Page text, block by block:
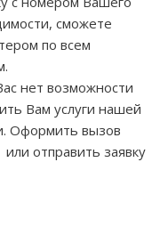
сможете
по всем
нет возможности
Вам услуги нашей
Оформить вызов
отправить заявку